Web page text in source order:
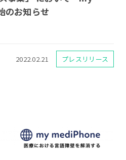
のお知らせ
2022.02.21 プレスリリース